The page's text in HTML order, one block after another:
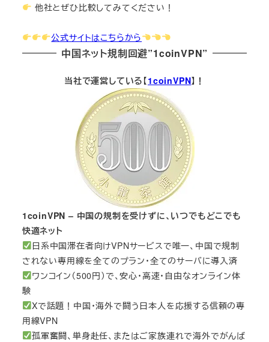
他社とぜひ比較してみてください！
公式サイトはこちらから
中国ネット規制回避”1coinVPN”
当社で運営している【1coinVPN】！
1coinVPN – 中国の規制を受けずに、いつでもどこでも
快適ネット
日系中国滞在者向けVPNサービスで唯一、中国で規制
されない専用線を全てのプラン・全てのサーバに導入済
ワンコイン（500円）で、安心・高速・自由なオンライン体
験
Xで話題！中国・海外で闘う日本人を応援する信頼の専
用線VPN
孤軍奮闘、単身赴任、またはご家族連れで海外でがんば